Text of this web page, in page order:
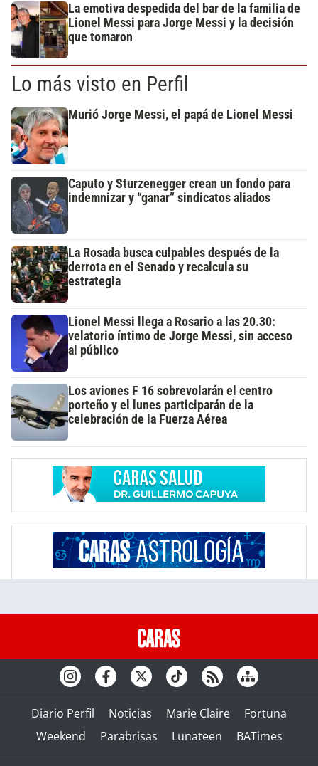
La emotiva despedida del bar de la familia de
Lionel Messi para Jorge Messi y la decisión
que tomaron
Lo más visto en Perfil
Murió Jorge Messi, el papá de Lionel Messi
Caputo y Sturzenegger crean un fondo para
indemnizar y “ganar” sindicatos aliados
La Rosada busca culpables después de la
derrota en el Senado y recalcula su
estrategia
Lionel Messi llega a Rosario a las 20.30:
velatorio íntimo de Jorge Messi, sin acceso
al público
Los aviones F 16 sobrevolarán el centro
porteño y el lunes participarán de la
celebración de la Fuerza Aérea
Diario Perfil Noticias Marie Claire
Fortuna
Weekend
Parabrisas Lunateen BATimes